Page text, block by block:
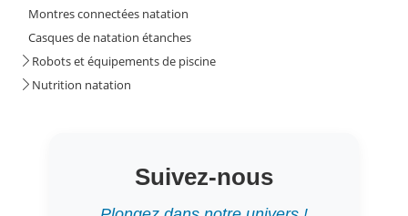
Montres connectées natation
Casques de natation étanches
Robots et équipements de piscine
Nutrition natation
Suivez-nous